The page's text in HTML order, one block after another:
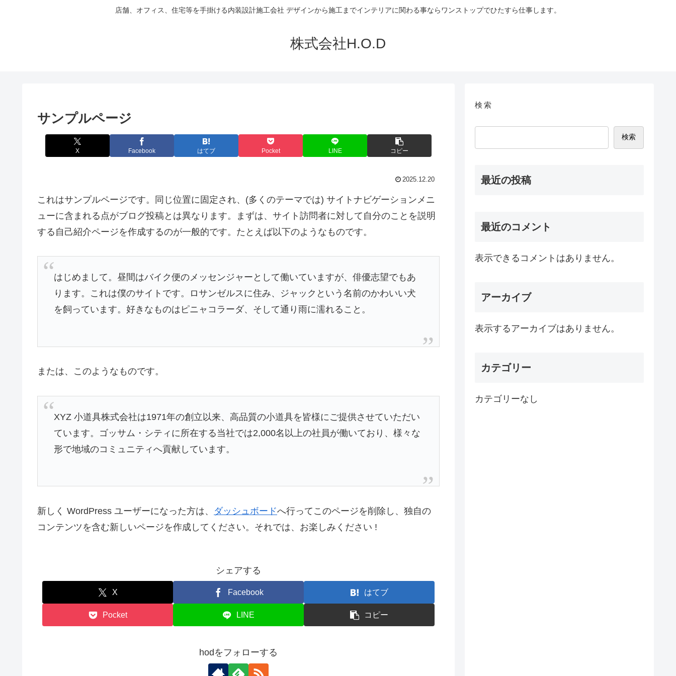
店舗、オフィス、住宅等を手掛ける内装設計施工会社 デザインから施工までインテリアに関わる事ならワンストップでひたすら仕事します。
株式会社H.O.D
サンプルページ
X Facebook はてブ Pocket LINE コピー
2025.12.20
これはサンプルページです。同じ位置に固定され、(多くのテーマでは) サイトナビゲーションメニ
ューに含まれる点がブログ投稿とは異なります。まずは、サイト訪問者に対して自分のことを説明
する自己紹介ページを作成するのが一般的です。たとえば以下のようなものです。
はじめまして。昼間はバイク便のメッセンジャーとして働いていますが、俳優志望でもあ
ります。これは僕のサイトです。ロサンゼルスに住み、ジャックという名前のかわいい犬
を飼っています。好きなものはピニャコラーダ、そして通り雨に濡れること。
または、このようなものです。
XYZ 小道具株式会社は1971年の創立以来、高品質の小道具を皆様にご提供させていただい
ています。ゴッサム・シティに所在する当社では2,000名以上の社員が働いており、様々な
形で地域のコミュニティへ貢献しています。
新しく WordPress ユーザーになった方は、 ダッシュボードへ行ってこのページを削除し、独自の
コンテンツを含む新しいページを作成してください。それでは、お楽しみください !
シェアする
X Facebook はてブ
Pocket LINE コピー
hodをフォローする
検索
検索
最近の投稿
最近のコメント
表示できるコメントはありません。
アーカイブ
表示するアーカイブはありません。
カテゴリー
カテゴリーなし